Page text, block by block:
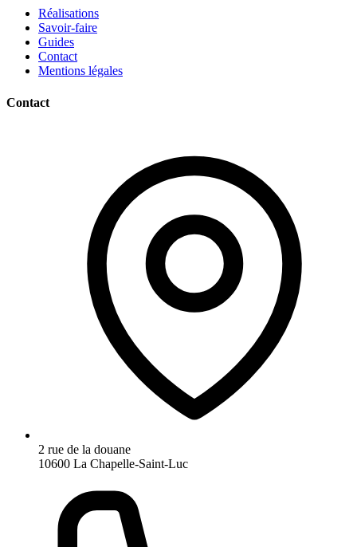
Réalisations
Savoir-faire
Guides
Contact
Mentions légales
Contact
2 rue de la douane
10600 La Chapelle-Saint-Luc